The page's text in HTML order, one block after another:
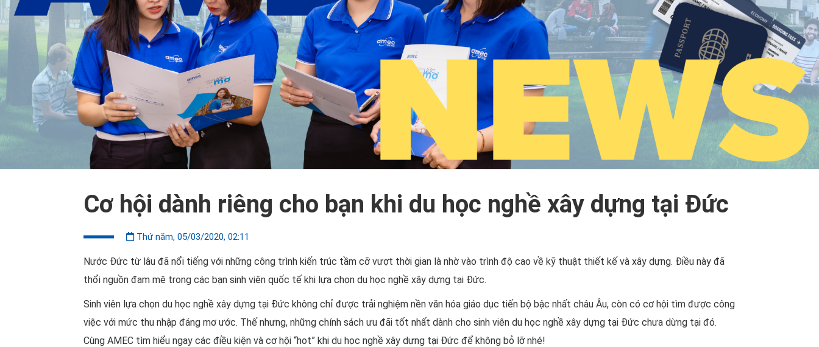
Cơ hội dành riêng cho bạn khi du học nghề xây dựng tại Đức
Thứ năm, 05/03/2020, 02:11
Nước Đức từ lâu đã nổi tiếng với những công trình kiến trúc tầm cỡ vượt thời gian là nhờ vào trình độ cao về kỹ thuật thiết kế và xây dựng. Điều này đã
thổi nguồn đam mê trong các bạn sinh viên quốc tế khi lựa chọn du học nghề xây dựng tại Đức.
Sinh viên lựa chọn du học nghề xây dựng tại Đức không chỉ được trải nghiệm nền văn hóa giáo dục tiến bộ bậc nhất châu Âu, còn có cơ hội tìm được công
việc với mức thu nhập đáng mơ ước. Thế nhưng, những chính sách ưu đãi tốt nhất dành cho sinh viên du học nghề xây dựng tại Đức chưa dừng tại đó.
Cùng AMEC tìm hiểu ngay các điều kiện và cơ hội “hot” khi du học nghề xây dựng tại Đức để không bỏ lỡ nhé!